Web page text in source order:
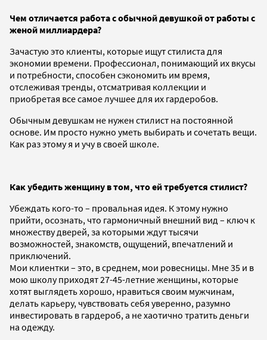
Чем отличается работа с обычной девушкой от работы с
женой миллиардера?
Зачастую это клиенты, которые ищут стилиста для
экономии времени. Профессионал, понимающий их вкусы
и потребности, способен сэкономить им время,
отслеживая тренды, отсматривая коллекции и
приобретая все самое лучшее для их гардеробов.
Обычным девушкам не нужен стилист на постоянной
основе. Им просто нужно уметь выбирать и сочетать вещи.
Как раз этому я и учу в своей школе.
Как убедить женщину в том, что ей требуется стилист?
Убеждать кого-то – провальная идея. К этому нужно
прийти, осознать, что гармоничный внешний вид – ключ к
множеству дверей, за которыми ждут тысячи
возможностей, знакомств, ощущений, впечатлений и
приключений.
Мои клиентки – это, в среднем, мои ровесницы. Мне 35 и в
мою школу приходят 27-45-летние женщины, которые
хотят выглядеть хорошо, нравиться своим мужчинам,
делать карьеру, чувствовать себя уверенно, разумно
инвестировать в гардероб, а не хаотично тратить деньги
на одежду.